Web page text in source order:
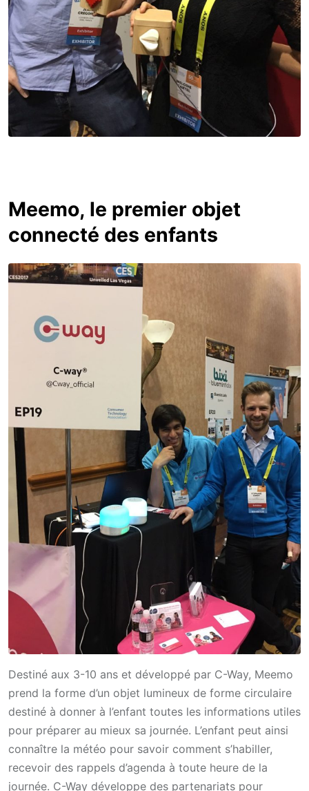
Meemo, le premier objet
connecté des enfants
Destiné aux 3-10 ans et développé par C-Way, Meemo
prend la forme d’un objet lumineux de forme circulaire
destiné à donner à l’enfant toutes les informations utiles
pour préparer au mieux sa journée. L’enfant peut ainsi
connaître la météo pour savoir comment s’habiller,
recevoir des rappels d’agenda à toute heure de la
journée. C-Way développe des partenariats pour